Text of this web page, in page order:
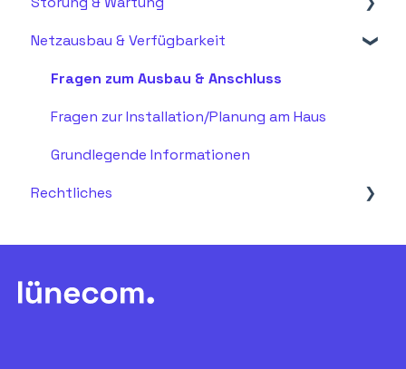
Support
Wartung & Updates
Störung & Fehlerbehebung
Notfälle & Eskalation
Netzausbau & Verfügbarkeit
Fragen zum Ausbau & Anschluss
Fragen zur Installation/Planung am Haus
Grundlegende Informationen
Rechtliches